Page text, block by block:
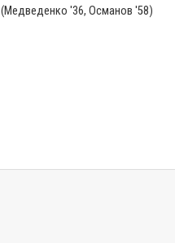
(Медведенко '36, Османов '58)